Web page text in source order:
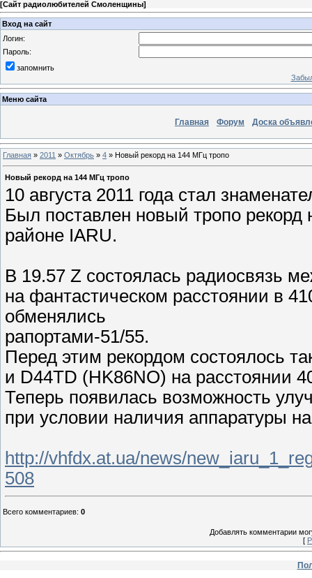
[Сайт радиолюбителей Смоленщины]
Вход на сайт
Логин:
Пароль:
запомнить
Меню сайта
Главная Форум Доска
Главная » 2011 » Октябрь » 4 » Новый рекорд на 144 МГц тропо
Новый рекорд на 144 МГц тропо
10 августа 2011 года стал
Был поставлен новый тропо
районе IARU.
В 19.57 Z состоялась радиосвязь
на фантастическом расстоянии в
обменялись
рапортами-51/55.
Перед этим рекордом состоялось
и D44TD (HK86NO) на расстоянии
Теперь появилась возможность
при условии наличия аппаратуры
http://vhfdx.at.ua/news/
508
Всего комментариев: 0
Добавлять комментарии
[